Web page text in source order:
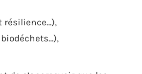
résilience…),